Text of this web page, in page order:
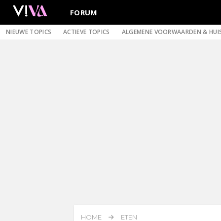
FORUM
NIEUWE TOPICS ACTIEVE TOPICS ALGEMENE VOORWAARDEN &
HOME ETEN